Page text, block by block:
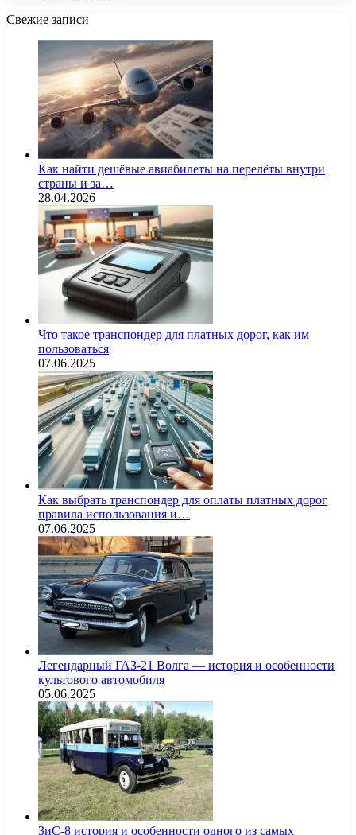
Свежие записи
Как найти дешёвые авиабилеты на перелёты внутри
страны и за…
28.04.2026
Что такое транспондер для платных дорог, как им
пользоваться
07.06.2025
Как выбрать транспондер для оплаты платных дорог
правила использования и…
07.06.2025
Легендарный ГАЗ-21 Волга — история и особенности
культового автомобиля
05.06.2025
ЗиС-8 история и особенности одного из самых